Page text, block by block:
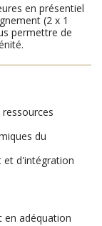
en présentiel
(2 x 1
permettre de
du
et d'intégration
en adéquation